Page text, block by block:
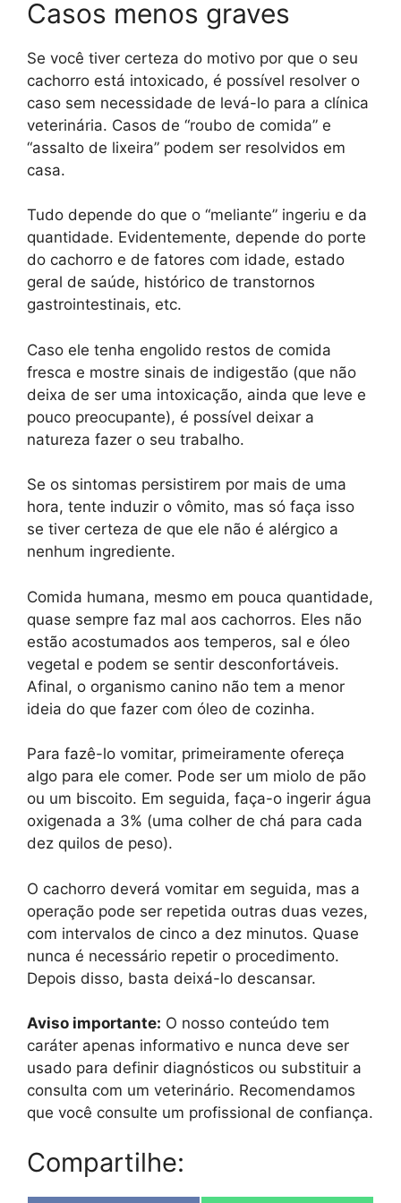
Casos menos graves
Se você tiver certeza do motivo por que o seu
cachorro está intoxicado, é possível resolver o
caso sem necessidade de levá-lo para a clínica
veterinária. Casos de “roubo de comida” e
“assalto de lixeira” podem ser resolvidos em
casa.
Tudo depende do que o “meliante” ingeriu e da
quantidade. Evidentemente, depende do porte
do cachorro e de fatores com idade, estado
geral de saúde, histórico de transtornos
gastrointestinais, etc.
Caso ele tenha engolido restos de comida
fresca e mostre sinais de indigestão (que não
deixa de ser uma intoxicação, ainda que leve e
pouco preocupante), é possível deixar a
natureza fazer o seu trabalho.
Se os sintomas persistirem por mais de uma
hora, tente induzir o vômito, mas só faça isso
se tiver certeza de que ele não é alérgico a
nenhum ingrediente.
Comida humana, mesmo em pouca quantidade,
quase sempre faz mal aos cachorros. Eles não
estão acostumados aos temperos, sal e óleo
vegetal e podem se sentir desconfortáveis.
Afinal, o organismo canino não tem a menor
ideia do que fazer com óleo de cozinha.
Para fazê-lo vomitar, primeiramente ofereça
algo para ele comer. Pode ser um miolo de pão
ou um biscoito. Em seguida, faça-o ingerir água
oxigenada a 3% (uma colher de chá para cada
dez quilos de peso).
O cachorro deverá vomitar em seguida, mas a
operação pode ser repetida outras duas vezes,
com intervalos de cinco a dez minutos. Quase
nunca é necessário repetir o procedimento.
Depois disso, basta deixá-lo descansar.
Aviso importante: O nosso conteúdo tem
caráter apenas informativo e nunca deve ser
usado para definir diagnósticos ou substituir a
consulta com um veterinário. Recomendamos
que você consulte um profissional de confiança.
Compartilhe: